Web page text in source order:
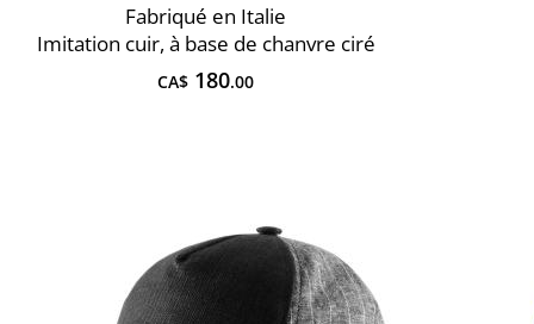
Fabriqué en Italie
Imitation cuir, à base de chanvre ciré
CA$ 180.00